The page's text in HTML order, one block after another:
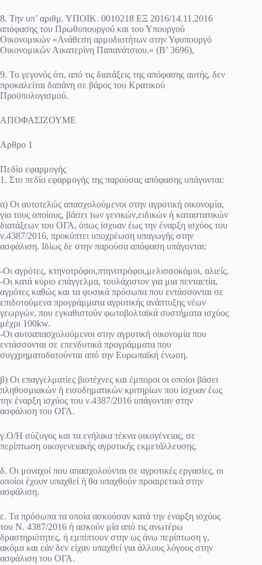
8. Την υπ’ αριθμ. ΥΠΟΙΚ. 0010218 ΕΞ 2016/14.11.2016
απόφασης του Πρωθυπουργού και του Υπουργού
Οικονομικών «Ανάθεση αρμοδιοτήτων στην Υφυπουργό
Οικονομικών Αικατερίνη Παπανάτσιου.» (Β’ 3696),
9. Το γεγονός ότι, από τις διατάξεις της απόφασης αυτής, δεν
προκαλείται δαπάνη σε βάρος του Κρατικού
Προϋπολογισμού.
ΑΠΟΦΑΣΙΖΟΥΜΕ
Αρθρο 1
Πεδίο εφαρμογής
1. Στο πεδίο εφαρμογής της παρούσας απόφασης υπάγονται:
α) Οι αυτοτελώς απασχολούμενοι στην αγροτική οικονομία,
για τους οποίους, βάσει των γενικών,ειδικών ή καταστατικών
διατάξεων του ΟΓΑ, όπως ίσχυαν έως την έναρξη ισχύος του
ν.4387/2016, προκύπτει υποχρέωση υπαγωγής στην
ασφάλιση. Ιδίως δε στην παρούσα απόφαση υπάγονται:
-Οι αγρότες, κτηνοτρόφοι,πτηνοτρόφοι,μελισσοκόμοι, αλιείς.
-Οι κατά κύριο επάγγελμα, τουλάχιστον για μια πενταετία,
αγρότες καθώς και τα φυσικά πρόσωπα που εντάσσονται σε
επιδοτούμενα προγράμματα αγροτικής ανάπτυξης νέων
γεωργών, που εγκαθιστούν φωτοβολταϊκά συστήματα ισχύος
μέχρι 100kw.
-Οι αυτοαπασχολούμενοι στην αγροτική οικονομία που
εντάσσονται σε επενδυτικά προγράμματα που
συγχρηματοδοτούνται από την Ευρωπαϊκή ένωση.
β) Οι επαγγελματίες βιοτέχνες και έμποροι οι οποίοι βάσει
πληθυσμιακών ή εισοδηματικών κριτηρίων που ίσχυαν έως
την έναρξη ισχύος του ν.4387/2016 υπάγονταν στην
ασφάλιση του ΟΓΑ.
γ.Ο/Η σύζυγος και τα ενήλικα τέκνα οικογένειας, σε
περίπτωση οικογενειακής αγροτικής εκμετάλλευσης.
δ. Οι μοναχοί που απασχολούνται σε αγροτικές εργασίες, οι
οποίοι έχουν υπαχθεί ή θα υπαχθούν προαιρετικά στην
ασφάλιση.
ε. Τα πρόσωπα τα οποία ασκούσαν κατά την έναρξη ισχύος
του Ν. 4387/2016 ή ασκούν μία από τις ανωτέρω
δραστηριότητες, ή εμπίπτουν στην ως άνω περίπτωση γ,
ακόμα και εάν δεν είχαν υπαχθεί για άλλους λόγους στην
ασφάλιση του ΟΓΑ.